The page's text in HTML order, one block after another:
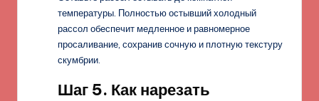
температуры. Полностью остывший холодный
рассол обеспечит медленное и равномерное
просаливание, сохранив сочную и плотную текстуру
скумбрии.
Шаг 5. Как нарезать